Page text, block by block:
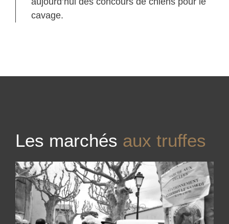
cavage.
Les marchés aux truffes